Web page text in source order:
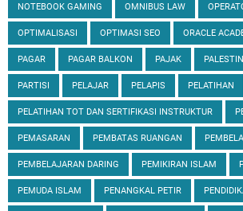
NOTEBOOK GAMING OMNIBUS LAW
OPTIMALISASI OPTIMASI SEO ORACLE
PAGAR PAGAR BALKON PAJAK
PARTISI PELAJAR PELAPIS PELATIHAN
PELATIHAN TOT DAN SERTIFIKASI INSTRUKTUR
PEMASARAN PEMBATAS RUANGAN
PEMBELAJARAN DARING PEMIKIRAN ISLAM
PEMUDA ISLAM PENANGKAL PETIR